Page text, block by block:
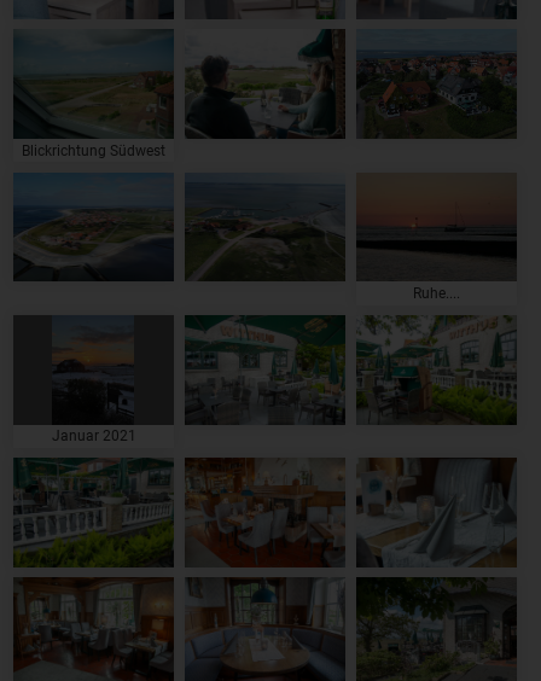
Blickrichtung Südwest
Ruhe....
Januar 2021